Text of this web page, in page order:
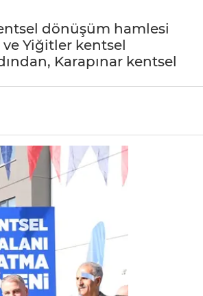
dönüşüm hamlesi
Yiğitler kentsel
Karapınar kentsel